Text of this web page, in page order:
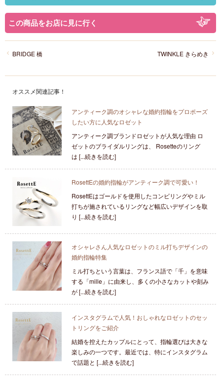
この商品をお店に見に行く
TWINKLE きらめき
BRIDGE 橋
オススメ関連記事！
アンティーク調のオシャレな婚約指輪をプロポーズ
したい方に人気なロゼット
アンティーク調ブランドロゼットが人気な理由 ロ
ゼットのブライダルリングは、 Rosetteのリング
は [...続きを読む]
RosettEの婚約指輪がアンティーク調で可愛い！
RosettEはゴールドを使用したコンビリングやミル
打ちが施されているリングなど幅広いデザインを取
り [...続きを読む]
オシャレさん人気なロゼットのミル打ちデザインの
婚約指輪特集
ミル打ちという言葉は、フランス語で「千」を意味
する「mille」に由来し、多くの小さなカットや刻み
が [...続きを読む]
インスタグラムで人気！おしゃれなロゼットのセッ
トリングをご紹介
結婚を控えたカップルにとって、指輪選びは大きな
楽しみの一つです。最近では、特にインスタグラム
で話題と [...続きを読む]